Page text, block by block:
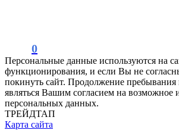
0
Персональные данные используются на
функционирования, и если Вы не
покинуть сайт. Продолжение пребывания
являться Вашим согласием на возможное
персональных данных.
ТРЕЙДТАП
Карта сайта